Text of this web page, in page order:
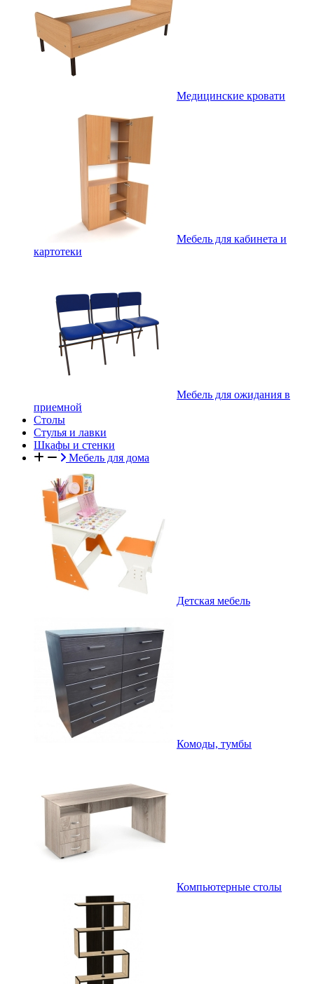
Медицинские кровати
Мебель для кабинета и
картотеки
Мебель для ожидания в
приемной
Столы
Стулья и лавки
Шкафы и стенки
Мебель для дома
Детская мебель
Комоды, тумбы
Компьютерные столы